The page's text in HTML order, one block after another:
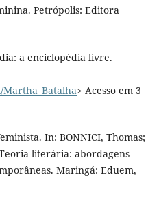
Petrópolis: Editora
a enciclopédia livre.
> Acesso em 3
In: BONNICI, Thomas;
literária: abordagens
Maringá: Eduem,